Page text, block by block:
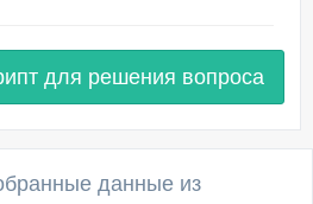
для решения вопроса
данные из